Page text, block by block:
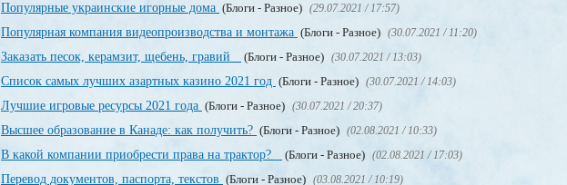
Популярные украинские игорные дома (Блоги - Разное) (29.07.2021 / 17:57)
Популярная компания видеопроизводства и монтажа (Блоги - Разное) (30.07.2021 / 11:20)
Заказать песок, керамзит, щебень, гравий (Блоги - Разное) (30.07.2021 / 13:03)
Список самых лучших азартных казино 2021 год (Блоги - Разное) (30.07.2021 / 14:03)
Лучшие игровые ресурсы 2021 года (Блоги - Разное) (30.07.2021 / 20:37)
Высшее образование в Канаде: как получить? (Блоги - Разное) (02.08.2021 / 10:33)
В какой компании приобрести права на трактор? (Блоги - Разное) (02.08.2021 / 17:03)
Перевод документов, паспорта, текстов (Блоги - Разное) (03.08.2021 / 10:19)